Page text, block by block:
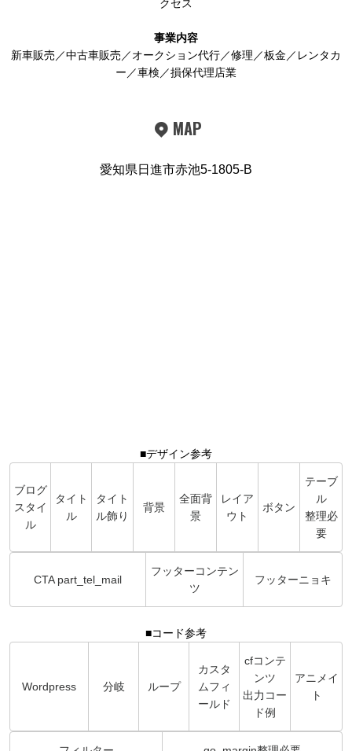
クセス
事業内容
新車販売／中古車販売／オークション代行／修理／板金／レンタカ
ー／車検／損保代理店業
MAP
愛知県日進市赤池5-1805-B
■デザイン参考
ブログ
スタイ
ル
タイト
ル
タイト
ル飾り
背景
全面背
景
レイア
ウト
ボタン
テーブ
ル
整理必
要
CTA part_tel_mail
フッターコンテン
ツ
フッターニョキ
■コード参考
Wordpress 分岐 ループ
カスタ
ムフィ
ールド
cfコンテ
ンツ
出力コー
ド例
アニメイ
ト